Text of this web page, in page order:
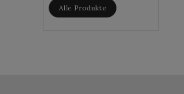
Alle Produkte